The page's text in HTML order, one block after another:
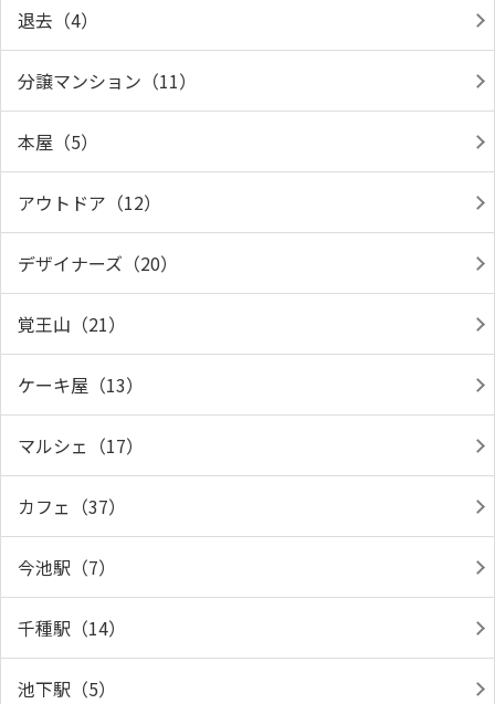
退去（4）
分譲マンション（11）
本屋（5）
アウトドア（12）
デザイナーズ（20）
覚王山（21）
ケーキ屋（13）
マルシェ（17）
カフェ（37）
今池駅（7）
千種駅（14）
池下駅（5）